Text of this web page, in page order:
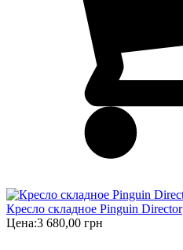
Кресло складное Pinguin Director
Цена:3 680,00 грн